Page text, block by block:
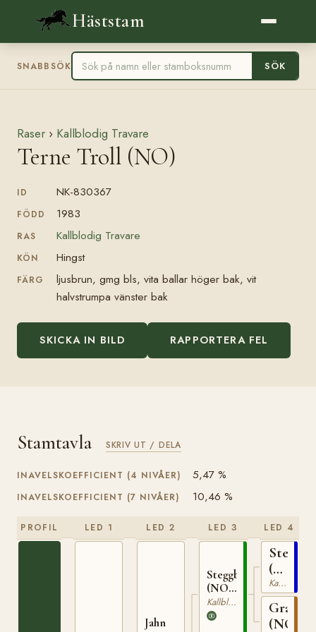
Häststam
SNABBSÖK SÖK
Raser › Kallblodig Travare
Terne Troll (NO)
ID NK-830367
FÖDD 1983
RAS Kallblodig Travare
KÖN Hingst
FÄRG
ljusbrun, gmg bls, vita ballar höger bak, vit
halvstrumpa vänster bak
SKICKA IN BILD RAPPORTERA FEL
Stamtavla SKRIV UT / DELA
INAVELSKOEFFICIENT (4 NIVÅER) 5,47 %
INAVELSKOEFFICIENT (7 NIVÅER) 10,46 %
PROFIL LED 1 LED 2
Jahn
LED 3
Steggbest
(NO)
T-233Kallblodig Travare
LED 4
Stegg
(NO)
T-
169
Kallblodig Travare
Grasiös
(NO)